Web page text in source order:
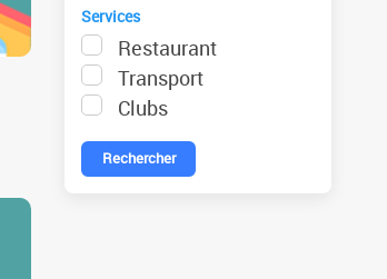
Services
Restaurant
Transport
Clubs
Rechercher